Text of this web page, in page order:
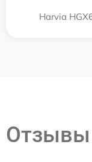
Harvia
Отзывы